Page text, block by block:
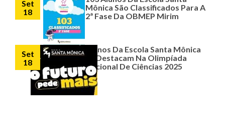
Set
18
Mônica São Classificados Para A
2ª Fase Da OBMEP Mirim
Set
18
Alunos Da Escola Santa Mônica
Se Destacam Na Olimpíada
Nacional De Ciências 2025